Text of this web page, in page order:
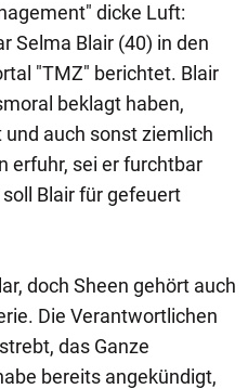
dicke Luft:
Selma Blair (40) in den
"TMZ" berichtet. Blair
beklagt haben,
auch sonst ziemlich
erfuhr, sei er furchtbar
Blair für gefeuert
doch Sheen gehört auch
Die Verantwortlichen
das Ganze
bereits angekündigt,